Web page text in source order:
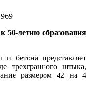
50-летию образования
бетона представляет
трехгранного штыка,
размером 42 на 4